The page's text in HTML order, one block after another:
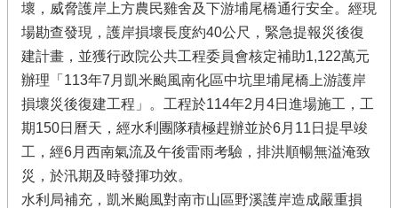
壞，威脅護岸上方農民雞舍及下游埔尾橋通行安全。經現
場勘查發現，護岸損壞長度約40公尺，緊急提報災後復
建計畫，並獲行政院公共工程委員會核定補助1,122萬元
辦理「113年7月凱米颱風南化區中坑里埔尾橋上游護岸
損壞災後復建工程」。工程於114年2月4日進場施工，工
期150日曆天，經水利團隊積極趕辦並於6月11日提早竣
工，經6月西南氣流及午後雷雨考驗，排洪順暢無溢淹致
災，於汛期及時發揮功效。
水利局補充，凱米颱風對南市山區野溪護岸造成嚴重損